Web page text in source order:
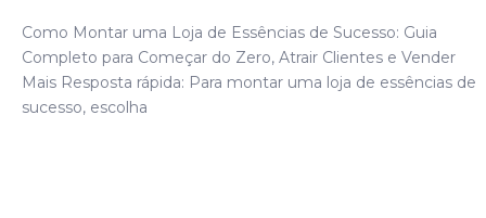
Como Montar uma Loja de Essências de Sucesso: Guia
Completo para Começar do Zero, Atrair Clientes e Vender
Mais Resposta rápida: Para montar uma loja de essências de
sucesso, escolha